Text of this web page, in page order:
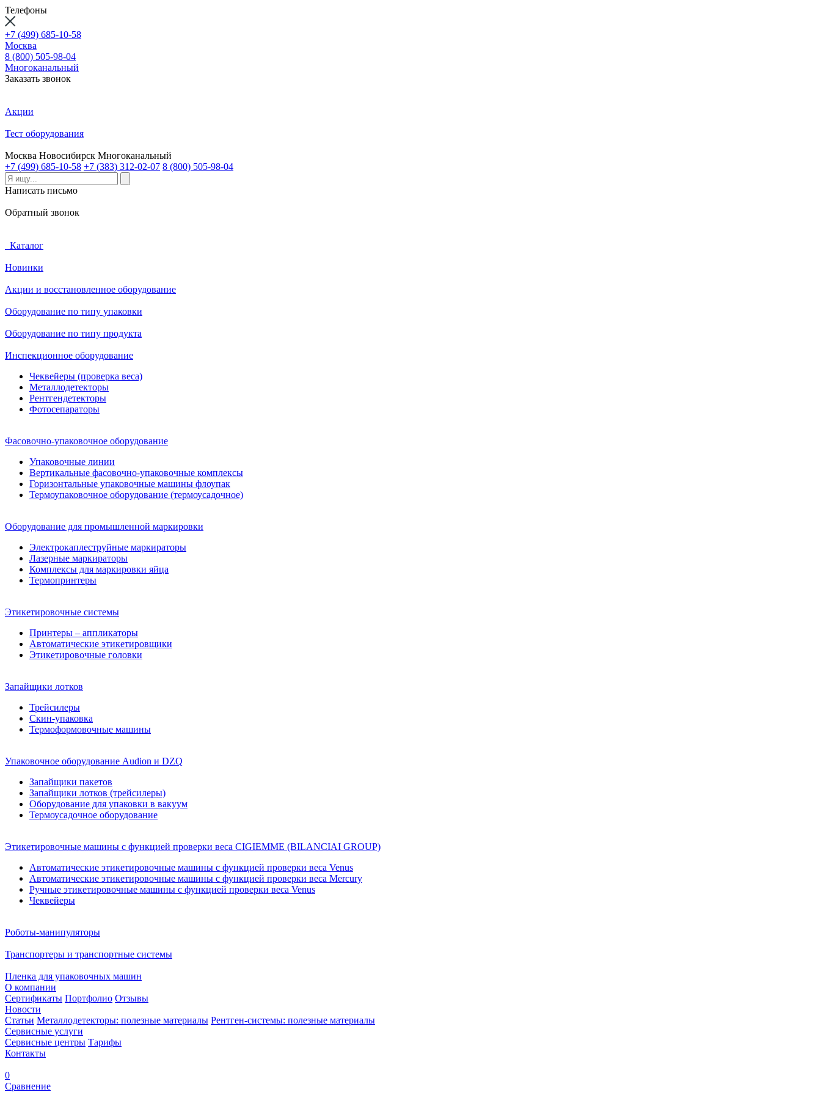
Телефоны
+7 (499) 685-10-58
Москва
8 (800) 505-98-04
Многоканальный
Заказать звонок
Акции
Тест оборудования
Москва Новосибирск Многоканальный
+7 (499) 685-10-58 +7 (383) 312-02-07 8 (800) 505-98-04
Написать письмо
Обратный звонок
Каталог
Новинки
Акции и восстановленное оборудование
Оборудование по типу упаковки
Оборудование по типу продукта
Инспекционное оборудование
Чеквейеры (проверка веса)
Металлодетекторы
Рентгендетекторы
Фотосепараторы
Фасовочно-упаковочное оборудование
Упаковочные линии
Вертикальные фасовочно-упаковочные комплексы
Горизонтальные упаковочные машины флоупак
Термоупаковочное оборудование (термоусадочное)
Оборудование для промышленной маркировки
Электрокаплеструйные маркираторы
Лазерные маркираторы
Комплексы для маркировки яйца
Термопринтеры
Этикетировочные системы
Принтеры – аппликаторы
Автоматические этикетировщики
Этикетировочные головки
Запайщики лотков
Трейсилеры
Скин-упаковка
Термоформовочные машины
Упаковочное оборудование Audion и DZQ
Запайщики пакетов
Запайщики лотков (трейсилеры)
Оборудование для упаковки в вакуум
Термоусадочное оборудование
Этикетировочные машины с функцией проверки веса CIGIEMME (BILANCIAI GROUP)
Автоматические этикетировочные машины с функцией проверки веса Venus
Автоматические этикетировочные машины с функцией проверки веса Mercury
Ручные этикетировочные машины с функцией проверки веса Venus
Чеквейеры
Роботы-манипуляторы
Транспортеры и транспортные системы
Пленка для упаковочных машин
О компании
Сертификаты Портфолио Отзывы
Новости
Статьи Металлодетекторы: полезные материалы Рентген-системы: полезные материалы
Сервисные услуги
Сервисные центры Тарифы
Контакты
0
Сравнение